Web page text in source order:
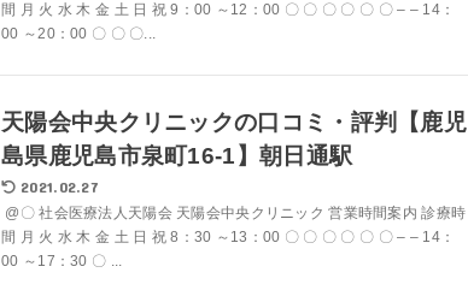
間 月 火 水 木 金 土 日 祝 9：00 ～12：00 〇 〇 〇 〇 〇 〇 – – 14：
00 ～20：00 〇 〇 〇...
天陽会中央クリニックの口コミ・評判【鹿児
島県鹿児島市泉町16-1】朝日通駅
2021.02.27
@〇 社会医療法人天陽会 天陽会中央クリニック 営業時間案内 診療時
間 月 火 水 木 金 土 日 祝 8：30 ～13：00 〇 〇 〇 〇 〇 〇 – – 14：
00 ～17：30 〇 ...